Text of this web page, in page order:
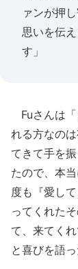
ァンが押
思いを伝
す」
Fuさんは「
れる方なの
てきて手を
たので、本
度も『愛し
ってくれた
て、来てく
と喜びを語っ